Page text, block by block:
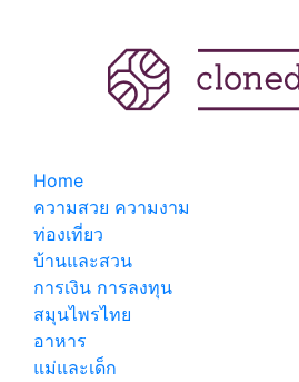
Home
ความสวย ความงาม
ท่องเที่ยว
บ้านและสวน
การเงิน การลงทุน
สมุนไพรไทย
อาหาร
แม่และเด็ก